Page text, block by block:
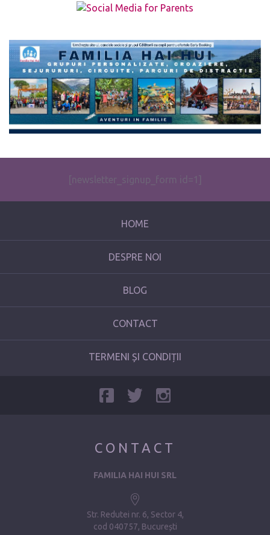
The form you have selected does not exist.
[newsletter_signup_form id=1]
HOME
DESPRE NOI
BLOG
CONTACT
TERMENI ȘI CONDIȚII
CONTACT
FAMILIA HAI HUI SRL
Str. Redutei nr. 6, Sector 4
cod 040757, București